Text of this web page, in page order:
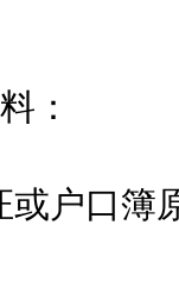
：
户口簿